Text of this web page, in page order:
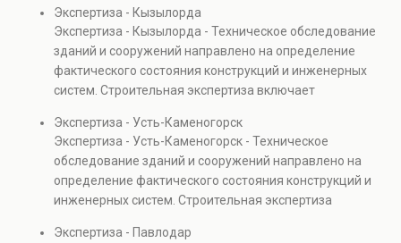
элементов и оценку эксплуатационной безопасности.
Услуга востребована при покупке недвижимости,
капитальном ремонте и реконструкции объектов, а
также при судебных разбирательствах и технических
проверках.
Экспертиза - Кызылорда
Экспертиза - Кызылорда - Техническое обследование
зданий и сооружений направлено на определение
фактического состояния конструкций и инженерных
систем. Строительная экспертиза включает
элементов и оценку эксплуатационной безопасности.
Услуга востребована при покупке недвижимости,
капитальном ремонте и реконструкции объектов, а
также при судебных разбирательствах и технических
проверках.
Экспертиза - Усть-Каменогорск
Экспертиза - Усть-Каменогорск - Техническое
обследование зданий и сооружений направлено на
определение фактического состояния конструкций и
инженерных систем. Строительная экспертиза
прочности элементов и оценку эксплуатационной
Экспертиза - Павлодар